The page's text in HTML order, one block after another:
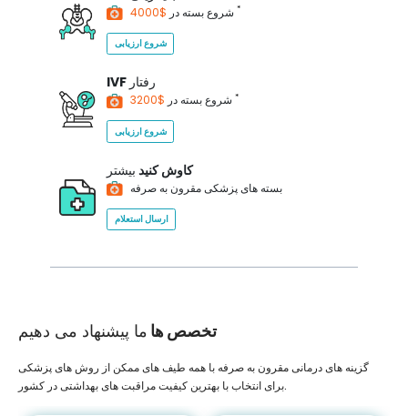
شروع بسته در *
شروع ارزیابی
IVF رفتار
شروع بسته در *
شروع ارزیابی
کاوش کنید بیشتر
بسته های پزشکی مقرون به صرفه
ارسال استعلام
تخصص ها ما پیشنهاد می دهیم
گزینه های درمانی مقرون به صرفه با همه طیف های ممکن از روش های پزشکی
برای انتخاب با بهترین کیفیت مراقبت های بهداشتی در کشور.